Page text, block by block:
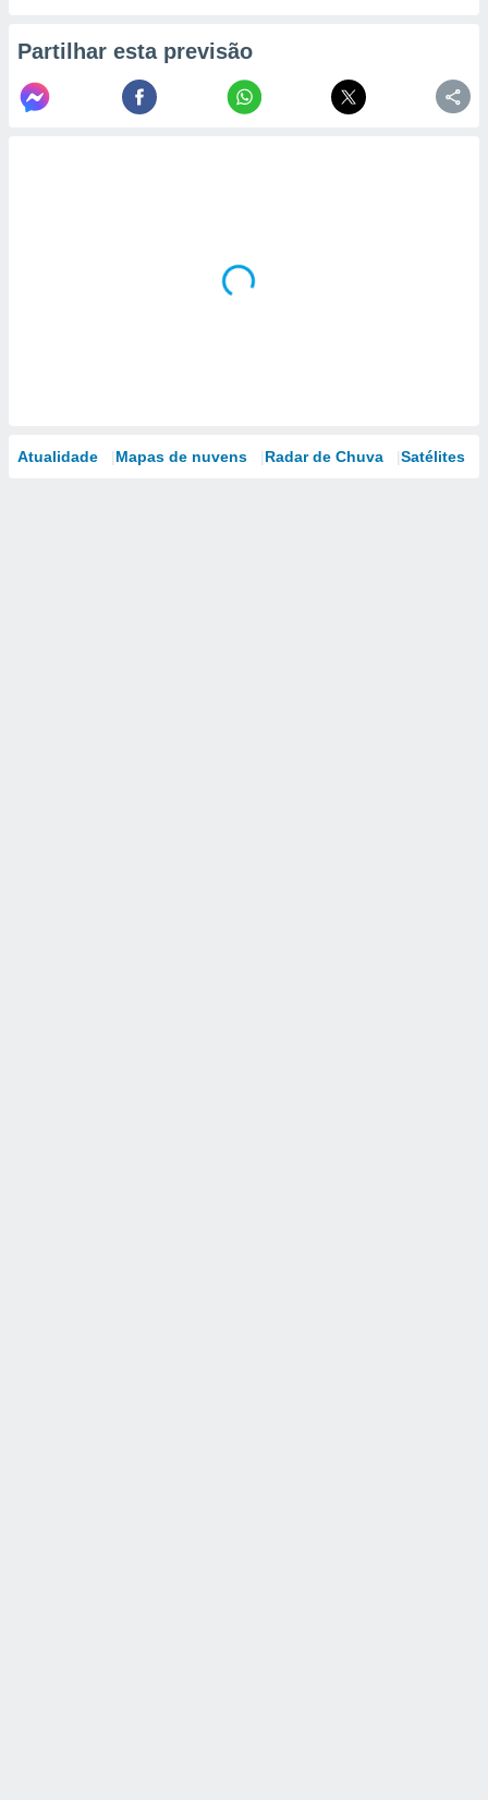
Partilhar esta previsão
Atualidade Mapas de nuvens Radar de Chuva Satélites